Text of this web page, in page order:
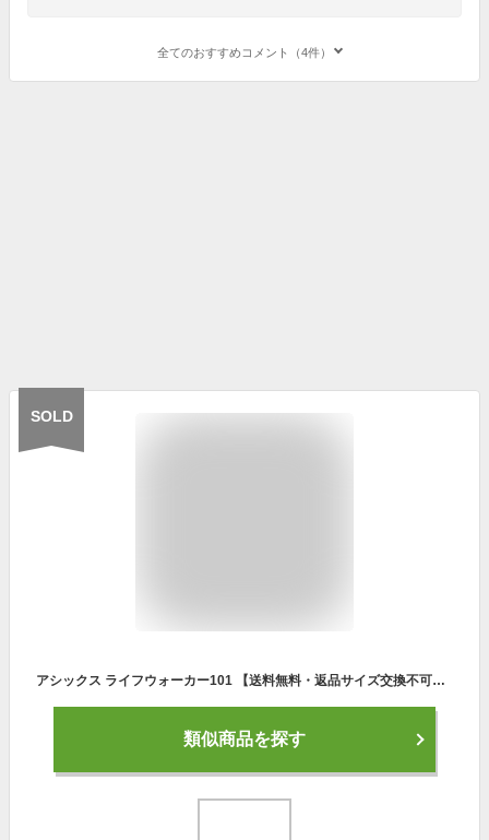
全てのおすすめコメント（4件）
SOLD
アシックス ライフウォーカー101 【送料無料・返品サイズ交換不可】 3E シニア 高齢者用 ウォーキング 紳士靴 メンズ シューズ 面ファスナー 室内にも 反射テープ シニアシューズ 敬老の日 プレゼント 70代 80代 205005
類似商品を探す